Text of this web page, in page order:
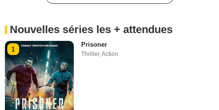
Nouvelles séries les + attendues
1
Prisoner
Thriller,Action